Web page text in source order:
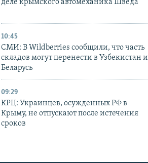
деле крымского автомеханика Шведа
10:45
СМИ: В Wildberries сообщили, что часть
складов могут перенести в Узбекистан и
Беларусь
09:29
КРЦ: Украинцев, осужденных РФ в
Крыму, не отпускают после истечения
сроков